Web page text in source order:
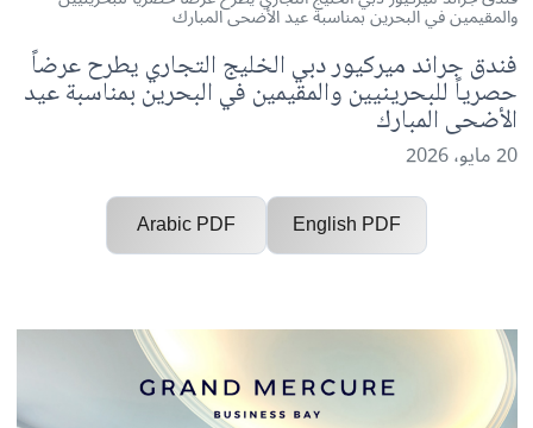
الرئيسية الأخبار والبيانات الصحفية
في البحرين بمناسبة عيد الأضحى المبارك
جراند ميركيور دبي الخليج التجاري يطرح عرضاً
للبحرينيين والمقيمين في البحرين بمناسبة عيد
المبارك